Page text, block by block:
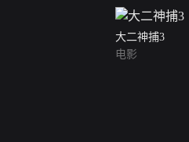
大二神捕3
电影